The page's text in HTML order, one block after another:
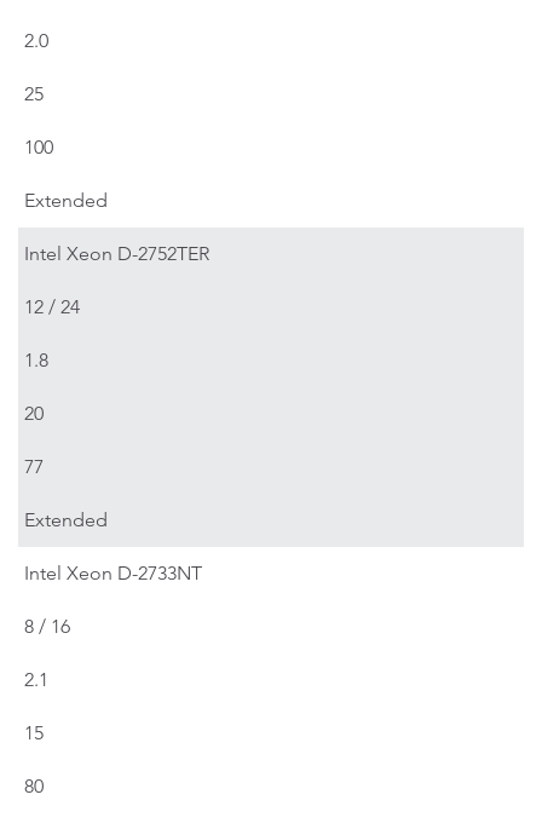
2.0
25
100
Extended
Intel Xeon D-2752TER
12 / 24
1.8
20
77
Extended
Intel Xeon D-2733NT
8 / 16
2.1
15
80